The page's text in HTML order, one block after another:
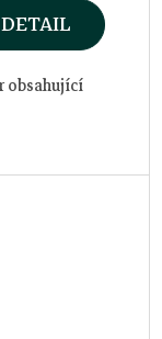
DETAIL
obsahující